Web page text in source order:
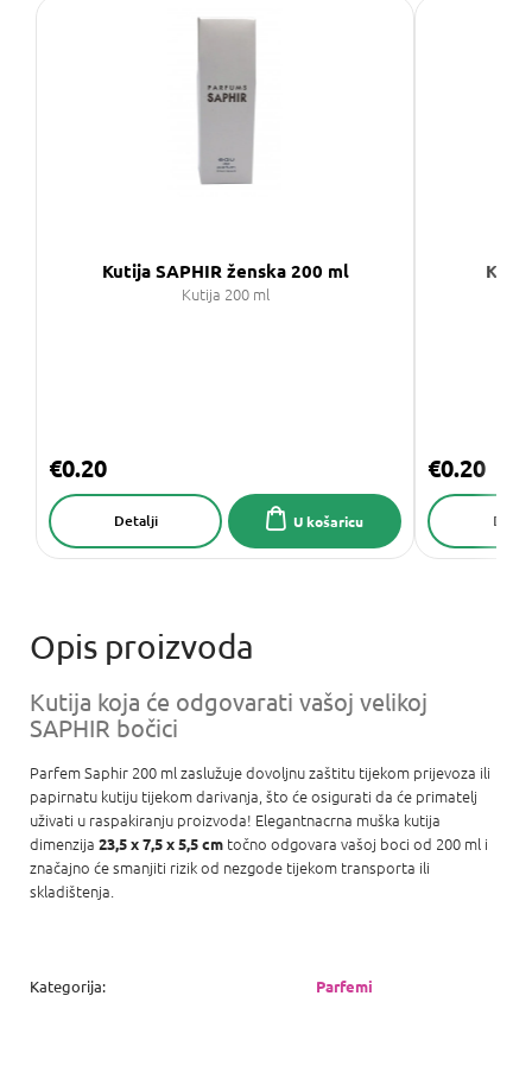
Kutija SAPHIR ženska 200 ml
Kutija 200 ml
€0.20
U košaricu
Detalji
€0.20
Kutija koja će odgovarati vašoj velikoj
SAPHIR bočici
Parfem Saphir 200 ml zaslužuje dovoljnu zaštitu tijekom prijevoza ili
papirnatu kutiju tijekom darivanja, što će osigurati da će primatelj
uživati ​​u raspakiranju proizvoda! Elegantnacrna muška kutija
dimenzija 23,5 x 7,5 x 5,5 cm točno odgovara vašoj boci od 200 ml i
značajno će smanjiti rizik od nezgode tijekom transporta ili
skladištenja.
Kategorija: Parfemi